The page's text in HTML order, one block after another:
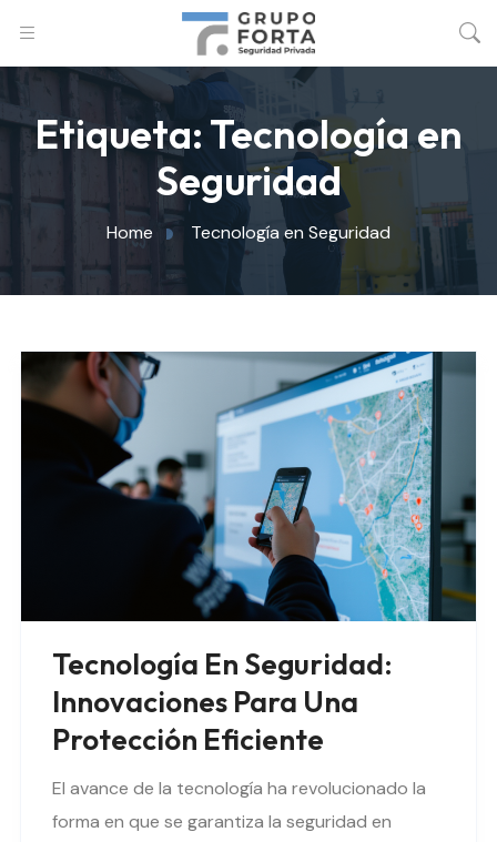
Etiqueta: Tecnología en
Seguridad
Home Tecnología en Seguridad
Tecnología En Seguridad:
Innovaciones Para Una
Protección Eficiente
El avance de la tecnología ha revolucionado la
forma en que se garantiza la seguridad en